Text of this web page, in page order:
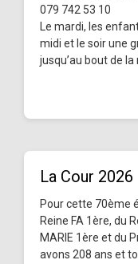
079 742 53 10
Le mardi, les
midi et le soir une
jusqu’au bout de la
La Cour 2026
Pour cette 70ème
Reine FA 1ère, du
MARIE 1ère et du
avons 208 ans et